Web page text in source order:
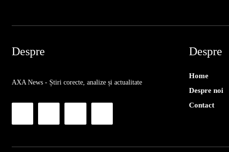
Despre
AXA News - Știri corecte, analize și actualitate
Despre
Home
Despre noi
Contact